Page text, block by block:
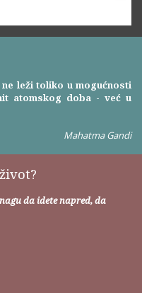
leži toliko u mogućnosti
atomskog doba - već u
Mahatma Gandi
da idete napred, da